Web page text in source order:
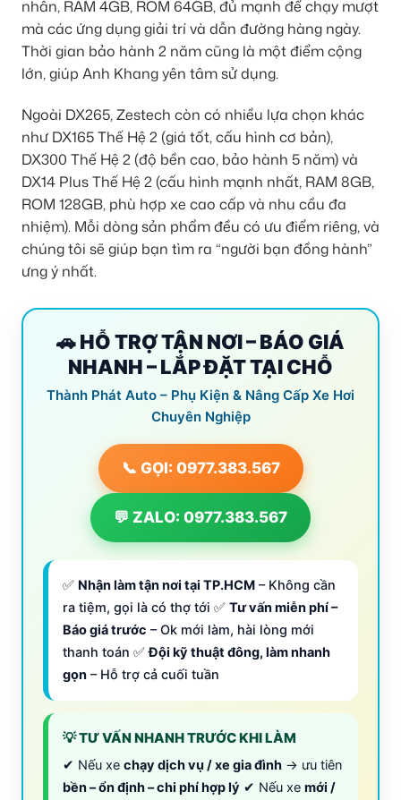
nhân, RAM 4GB, ROM 64GB, đủ mạnh để chạy mượt
mà các ứng dụng giải trí và dẫn đường hàng ngày.
Thời gian bảo hành 2 năm cũng là một điểm cộng
lớn, giúp Anh Khang yên tâm sử dụng.
Ngoài DX265, Zestech còn có nhiều lựa chọn khác
như DX165 Thế Hệ 2 (giá tốt, cấu hình cơ bản),
DX300 Thế Hệ 2 (độ bền cao, bảo hành 5 năm) và
DX14 Plus Thế Hệ 2 (cấu hình mạnh nhất, RAM 8GB,
ROM 128GB, phù hợp xe cao cấp và nhu cầu đa
nhiệm). Mỗi dòng sản phẩm đều có ưu điểm riêng, và
chúng tôi sẽ giúp bạn tìm ra “người bạn đồng hành”
ưng ý nhất.
🚗 HỖ TRỢ TẬN NƠI – BÁO GIÁ
NHANH – LẮP ĐẶT TẠI CHỖ
Thành Phát Auto – Phụ Kiện & Nâng Cấp Xe Hơi
Chuyên Nghiệp
📞 GỌI: 0977.383.567
💬 ZALO: 0977.383.567
✅ Nhận làm tận nơi tại TP.HCM – Không cần
ra tiệm, gọi là có thợ tới ✅ Tư vấn miễn phí –
Báo giá trước – Ok mới làm, hài lòng mới
thanh toán ✅Đội kỹ thuật đông, làm nhanh
gọn – Hỗ trợ cả cuối tuần
💡 TƯ VẤN NHANH TRƯỚC KHI LÀM
✔ Nếu xe chạy dịch vụ / xe gia đình → ưu tiên
bền – ổn định – chi phí hợp lý ✔ Nếu xe mới /